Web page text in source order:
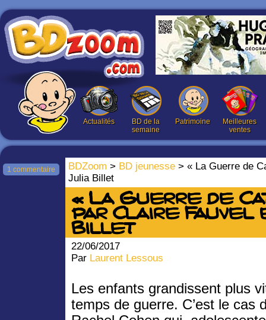
Actualités
BD de la
semaine
Patrimoine
Meilleures
ventes
BDZoom > BD jeunesse > « La Guerre de
Julia Billet
1 commentaire
« La Guerre de
par Claire Fauvel
Billet
22/06/2017
Par Laurent Lessous
Les enfants grandissent plus
temps de guerre. C’est le cas